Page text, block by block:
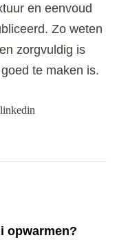
en eenvoud
Zo weten
zorgvuldig is
te maken is.
linkedin
opwarmen?